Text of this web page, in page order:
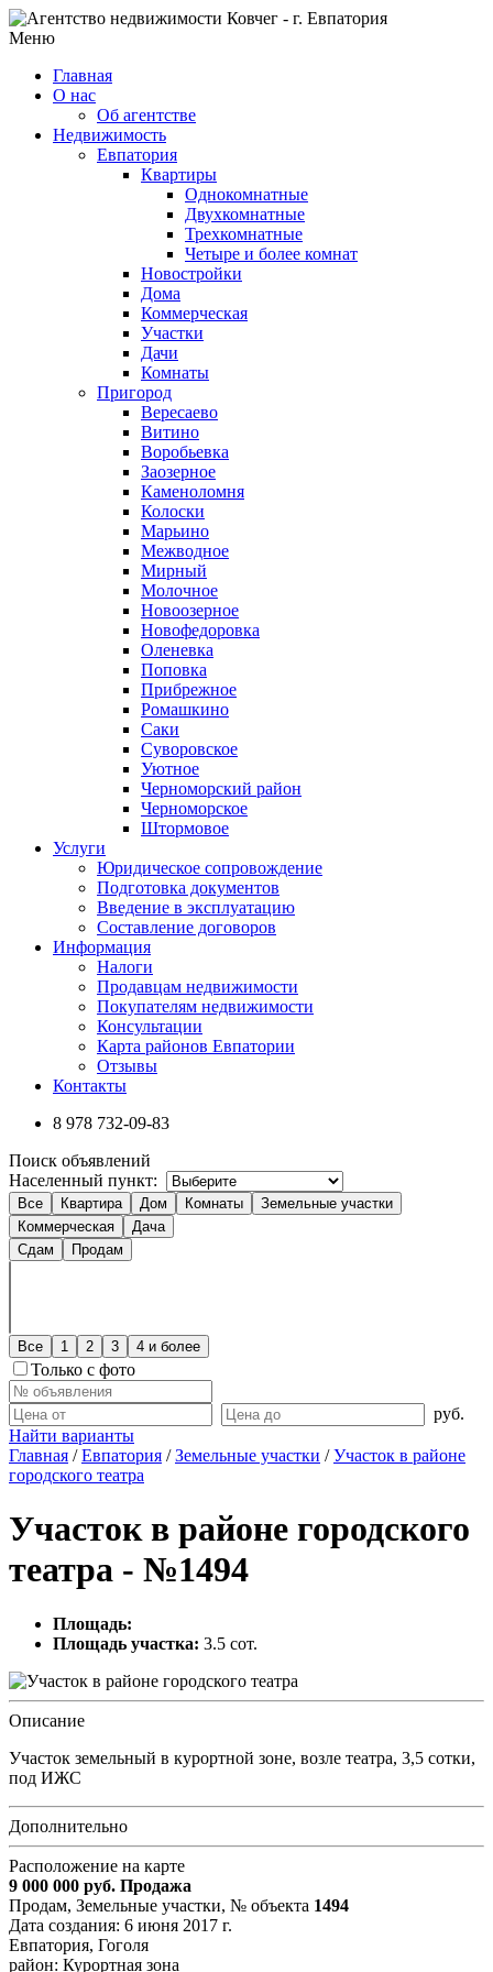
Меню
Главная
О нас
Об агентстве
Недвижимость
Евпатория
Квартиры
Однокомнатные
Двухкомнатные
Трехкомнатные
Четыре и более комнат
Новостройки
Дома
Коммерческая
Участки
Дачи
Комнаты
Пригород
Вересаево
Витино
Воробьевка
Заозерное
Каменоломня
Колоски
Марьино
Межводное
Мирный
Молочное
Новоозерное
Новофедоровка
Оленевка
Поповка
Прибрежное
Ромашкино
Саки
Суворовское
Уютное
Черноморский район
Черноморское
Штормовое
Услуги
Юридическое сопровождение
Подготовка документов
Введение в эксплуатацию
Составление договоров
Информация
Налоги
Продавцам недвижимости
Покупателям недвижимости
Консультации
Карта районов Евпатории
Отзывы
Контакты
8 978 732-09-83
Поиск объявлений
Населенный пункт:
Все Квартира Дом Комнаты
Земельные участки
Коммерческая
Дача
Сдам
Продам
Все 1 2 3 4 и более
Только с фото
руб.
Найти варианты
Главная /Евпатория /Земельные участки /Участок в районе
городского театра
Участок в районе городского
театра - №1494
Площадь:
Площадь участка: 3.5 сот.
Описание
Участок земельный в курортной зоне, возле театра, 3,5 сотки,
под ИЖС
Дополнительно
Расположение на карте
9 000 000 руб. Продажа
Продам, Земельные участки, № объекта 1494
Дата создания: 6 июня 2017 г.
Евпатория, Гоголя
район: Курортная зона